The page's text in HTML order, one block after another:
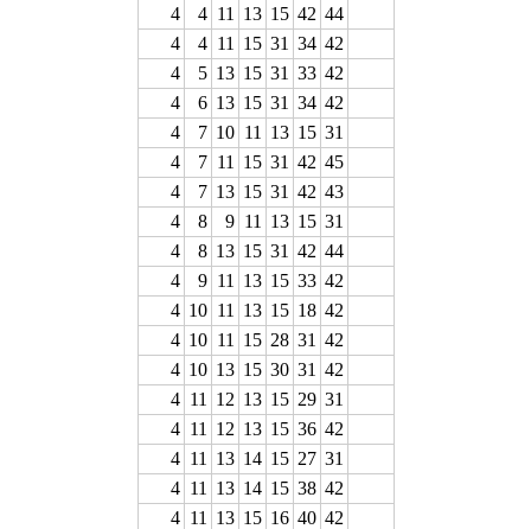
4 4 11 13 15 42 44
4
4 11 15 31 34 42
4
5 13 15 31 33 42
4
6 13 15 31 34 42
4
7 10 11 13 15 31
4
7 11 15 31 42 45
4
7 13 15 31 42 43
4
8 9 11 13 15 31
4
8 13 15 31 42 44
4
9 11 13 15 33 42
4 10 11 13 15 18 42
4 10 11 15 28 31 42
4 10 13 15 30 31 42
4 11 12 13 15 29 31
4 11 12 13 15 36 42
4 11 13 14 15 27 31
4 11 13 14 15 38 42
4 11 13 15 16 40 42